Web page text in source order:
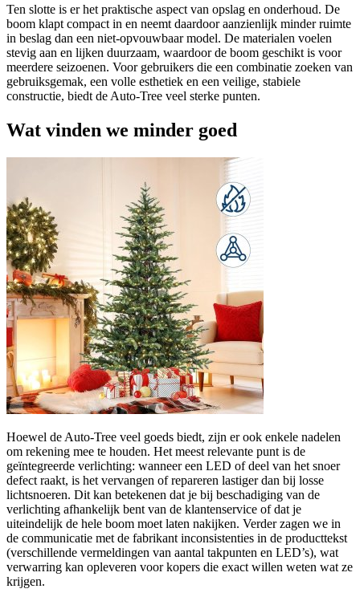
Ten slotte is er het praktische aspect van opslag en onderhoud. De
boom klapt compact in en neemt daardoor aanzienlijk minder ruimte
in beslag dan een niet-opvouwbaar model. De materialen voelen
stevig aan en lijken duurzaam, waardoor de boom geschikt is voor
meerdere seizoenen. Voor gebruikers die een combinatie zoeken van
gebruiksgemak, een volle esthetiek en een veilige, stabiele
constructie, biedt de Auto‑Tree veel sterke punten.
Wat vinden we minder goed
Hoewel de Auto‑Tree veel goeds biedt, zijn er ook enkele nadelen
om rekening mee te houden. Het meest relevante punt is de
geïntegreerde verlichting: wanneer een LED of deel van het snoer
defect raakt, is het vervangen of repareren lastiger dan bij losse
lichtsnoeren. Dit kan betekenen dat je bij beschadiging van de
verlichting afhankelijk bent van de klantenservice of dat je
uiteindelijk de hele boom moet laten nakijken. Verder zagen we in
de communicatie met de fabrikant inconsistenties in de producttekst
(verschillende vermeldingen van aantal takpunten en LED’s), wat
verwarring kan opleveren voor kopers die exact willen weten wat ze
krijgen.